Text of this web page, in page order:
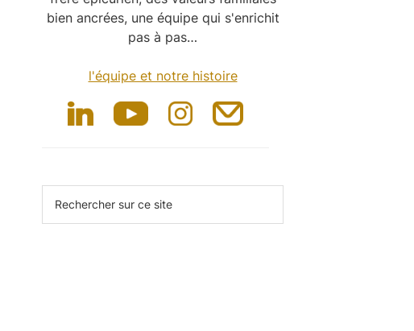
bien ancrées, une équipe qui s'enrichit
pas à pas…
l'équipe et notre histoire
sur